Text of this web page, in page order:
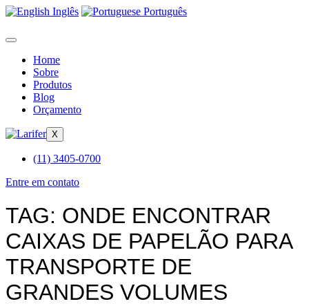
Inglês Português
Home
Sobre
Produtos
Blog
Orçamento
X
(11) 3405-0700
Entre em contato
TAG: ONDE ENCONTRAR
CAIXAS DE PAPELÃO PARA
TRANSPORTE DE
GRANDES VOLUMES